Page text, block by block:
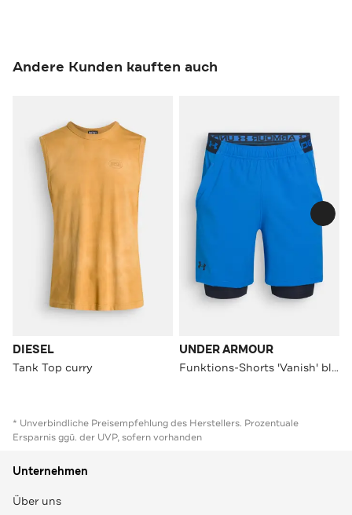
Andere Kunden kauften auch
DIESEL
Tank Top curry
UNDER ARMOUR
Funktions-Shorts 'Vanish' blau
* Unverbindliche Preisempfehlung des Herstellers. Prozentuale
Ersparnis ggü. der UVP, sofern vorhanden
Unternehmen
Über uns